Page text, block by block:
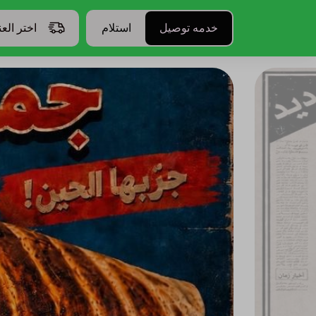
خدمه توصيل استلام اختر